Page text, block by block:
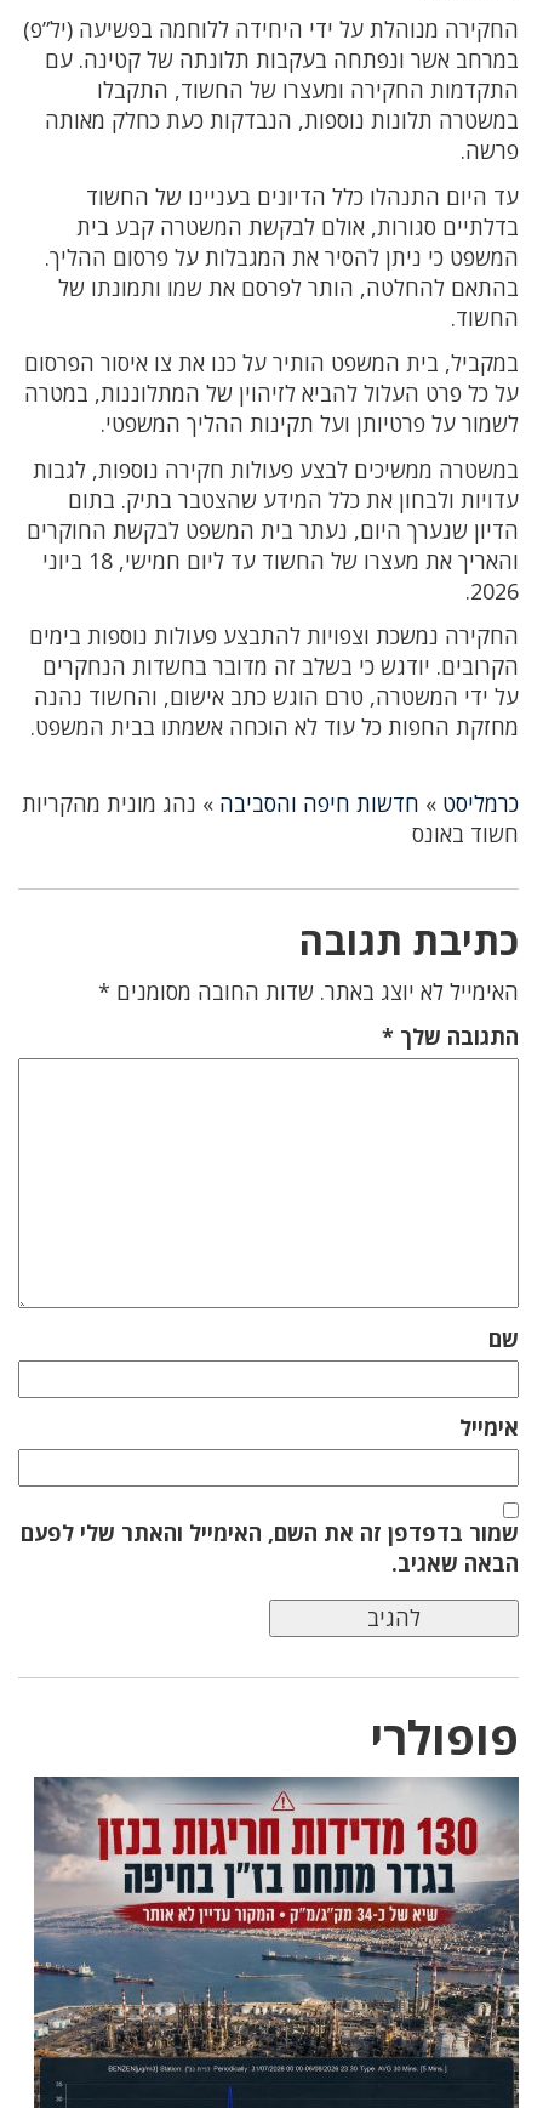
החקירה מנוהלת על ידי היחידה ללוחמה בפשיעה (יל”פ)
במרחב אשר ונפתחה בעקבות תלונתה של קטינה. עם
התקדמות החקירה ומעצרו של החשוד, התקבלו
במשטרה תלונות נוספות, הנבדקות כעת כחלק מאותה
פרשה.
עד היום התנהלו כלל הדיונים בעניינו של החשוד
בדלתיים סגורות, אולם לבקשת המשטרה קבע בית
המשפט כי ניתן להסיר את המגבלות על פרסום ההליך.
בהתאם להחלטה, הותר לפרסם את שמו ותמונתו של
החשוד.
במקביל, בית המשפט הותיר על כנו את צו איסור הפרסום
על כל פרט העלול להביא לזיהוין של המתלוננות, במטרה
לשמור על פרטיותן ועל תקינות ההליך המשפטי.
במשטרה ממשיכים לבצע פעולות חקירה נוספות, לגבות
עדויות ולבחון את כלל המידע שהצטבר בתיק. בתום
הדיון שנערך היום, נעתר בית המשפט לבקשת החוקרים
והאריך את מעצרו של החשוד עד ליום חמישי, 18 ביוני
2026.
החקירה נמשכת וצפויות להתבצע פעולות נוספות בימים
הקרובים. יודגש כי בשלב זה מדובר בחשדות הנחקרים
על ידי המשטרה, טרם הוגש כתב אישום, והחשוד נהנה
מחזקת החפות כל עוד לא הוכחה אשמתו בבית המשפט.
כרמליסט » חדשות חיפה והסביבה » נהג מונית מהקריות
חשוד באונס
כתיבת תגובה
האימייל לא יוצג באתר. שדות החובה מסומנים *
התגובה שלך *
שם
אימייל
שמור בדפדפן זה את השם, האימייל והאתר שלי לפעם
הבאה שאגיב.
פופולרי